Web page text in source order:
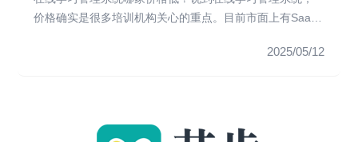
价格确实是很多培训机构关心的重点。目前市面上有SaaS
2025/05/12